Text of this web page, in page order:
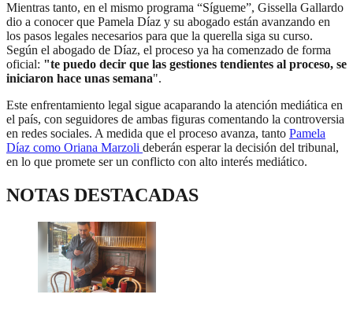
Mientras tanto, en el mismo programa “Sígueme”, Gissella Gallardo
dio a conocer que Pamela Díaz y su abogado están avanzando en
los pasos legales necesarios para que la querella siga su curso.
Según el abogado de Díaz, el proceso ya ha comenzado de forma
oficial: "te puedo decir que las gestiones tendientes al proceso, se
iniciaron hace unas semana".
Este enfrentamiento legal sigue acaparando la atención mediática en
el país, con seguidores de ambas figuras comentando la controversia
en redes sociales. A medida que el proceso avanza, tanto Pamela
Díaz como Oriana Marzoli deberán esperar la decisión del tribunal,
en lo que promete ser un conflicto con alto interés mediático.
NOTAS DESTACADAS